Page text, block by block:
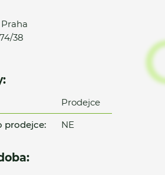
38
Prodejce
prodejce:
NE